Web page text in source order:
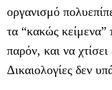
οργανισμό
τα “κακώς κείμενα”
παρόν, και να
Δικαιολογίες δεν